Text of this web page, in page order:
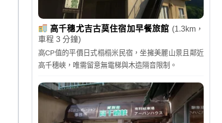
高千穗尤吉古莫住宿加早餐旅館 (1.3km，
車程 3 分鐘)
高CP值的平價日式榻榻米民宿，坐擁美麗山景且鄰近
高千穗峽，唯需留意無電梯與木造隔音限制。